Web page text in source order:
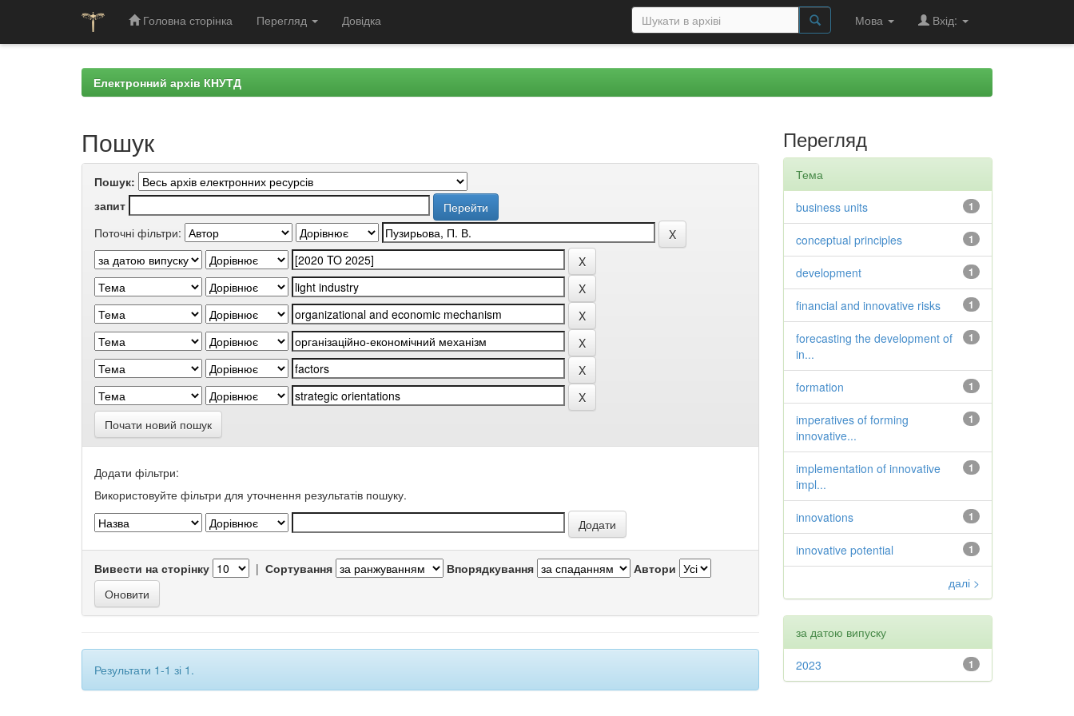
Головна сторінка Перегляд Довідка Мова Вхід:
Електронний архів КНУТД
Пошук
Пошук:
запит
Поточні фільтри:
Почати новий пошук
Додати фільтри:
Використовуйте фільтри для уточнення результатів пошуку.
Вивести на сторінку | Сортування Впорядкування Автори
Результати 1-1 зі 1.
Перегляд
Тема
1
business units
1
conceptual principles
1
development
1
financial and innovative risks
1
forecasting the development of
in...
1
formation
1
imperatives of forming
innovative...
1
implementation of innovative
impl...
1
innovations
1
innovative potential
далі >
за датою випуску
1
2023